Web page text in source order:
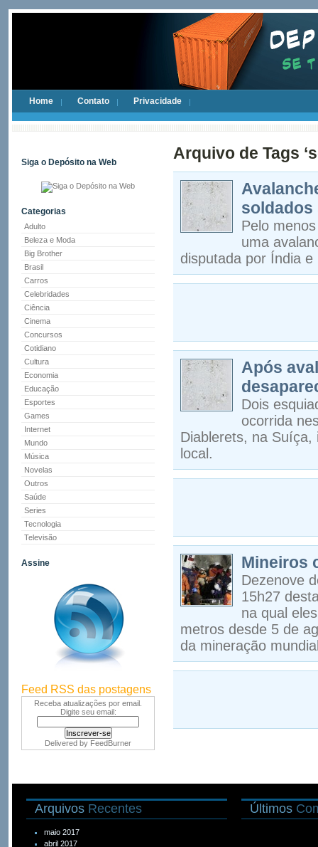
Home Contato Privacidade
Siga o Depósito na Web
Categorias
Adulto
Beleza e Moda
Big Brother
Brasil
Carros
Celebridades
Ciência
Cinema
Concursos
Cotidiano
Cultura
Economia
Educação
Esportes
Games
Internet
Mundo
Música
Novelas
Outros
Saúde
Series
Tecnologia
Televisão
Assine
Feed RSS das postagens
Receba atualizações por email.
Digite seu email:
Delivered by FeedBurner
Arquivo de Tags
soldados
Pelo
uma
disputada por Índia
Após
Dois
ocorrida
Diablerets, na
local.
Mineiros
Dezenove
15h27
na qual
metros desde 5 de
da mineração
Arquivos Recentes
maio 2017
abril 2017
Últimos